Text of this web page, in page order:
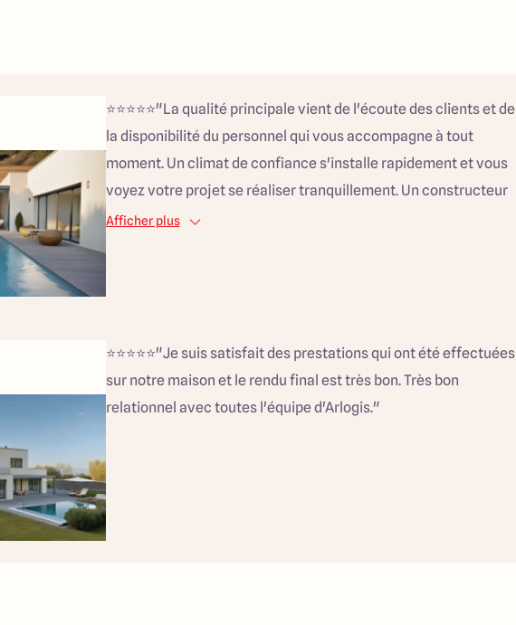
⭐️⭐️⭐️⭐️⭐️"La qualité principale vient de l'écoute des clients et de
la disponibilité du personnel qui vous accompagne à tout
moment. Un climat de confiance s'installe rapidement et vous
voyez votre projet se réaliser tranquillement. Un constructeur
qui peut réaliser vos rêves."
Afficher plus
⭐️⭐️⭐️⭐️⭐️"Je suis satisfait des prestations qui ont été effectuées
sur notre maison et le rendu final est très bon. Très bon
relationnel avec toutes l'équipe d'Arlogis."